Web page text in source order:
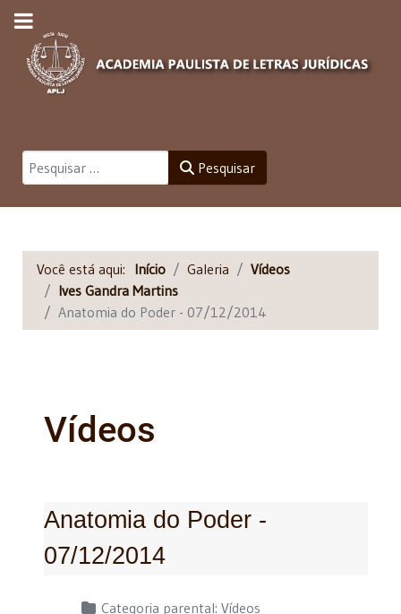
Pesquisar Pesquisar
Você está aqui: Início Galeria
Vídeos
Ives Gandra Martins
Anatomia do Poder - 07/12/2014
Vídeos
Anatomia do Poder -
07/12/2014
Detalhes Categoria parental: Vídeos